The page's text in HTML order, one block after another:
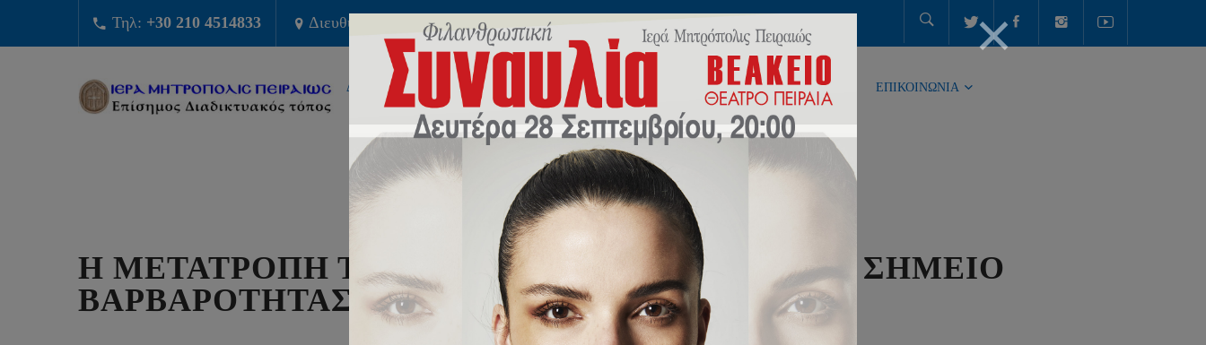
Τηλ: +30 210 4514833 Διευθυνση: Φίλωνος 45
ΔΙΟΙΚΗΣΗ ΠΟΙΜΑΝΤΙΚΗ ΕΚΠΑΙΔΕΥΣΗ Μ.Μ.Ε ΝΕΟΤΗΤΑ ΕΠΙΚΟΙΝΩΝΙΑ
Η ΜΕΤΑΤΡΟΠΗ ΤΗΣ ΑΓΙΑΣ ΣΟΦΙΑΣ ΣΕ ΤΖΑΜΙ: ΣΗΜΕΙΟ
ΒΑΡΒΑΡΟΤΗΤΑΣ Ή ΠΟΛΙΤΙΚΗ ΣΚΟΠΙΜΟΤΗΤΑ;
ΙΕΡΑ ΜΗΤΡΟΠΟΛΙΣ ΠΕΙΡΑΙΩΣ